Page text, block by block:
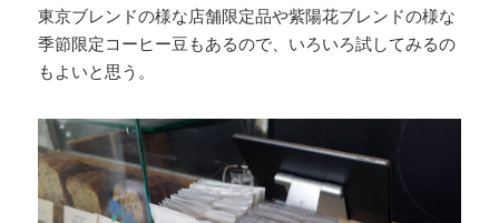
東京ブレンドの様な店舗限定品や紫陽花ブレンドの様な
季節限定コーヒー豆もあるので、いろいろ試してみるの
もよいと思う。